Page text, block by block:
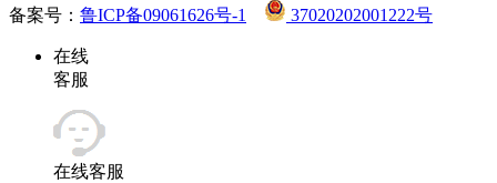
备案号： 鲁ICP备09061626号-1 37020202001222号
在线
客服
在线客服